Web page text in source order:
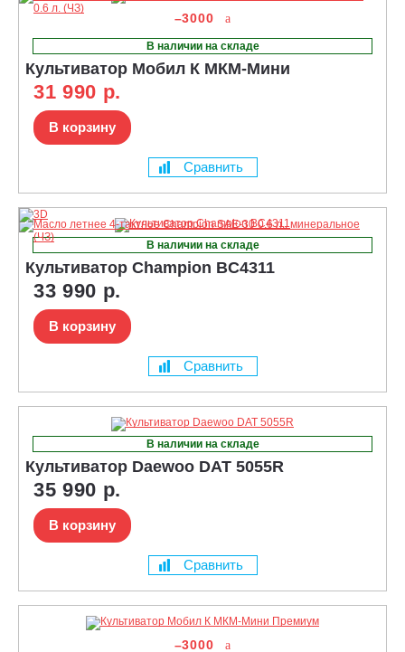
–3000
В наличии на складе
Культиватор Мобил К МКМ-Мини
31 990 р.
В корзину
Сравнить
В наличии на складе
Культиватор Champion BC4311
33 990 р.
В корзину
Сравнить
В наличии на складе
Культиватор Daewoo DAT 5055R
35 990 р.
В корзину
Сравнить
–3000